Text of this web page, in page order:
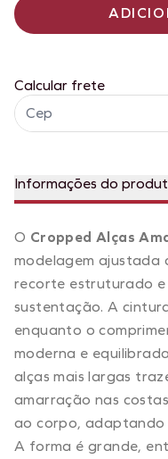
Calcular frete
Informações do
O Cropped Alças
modelagem ajustada
recorte estruturado
sustentação. A
enquanto o
moderna e
alças mais largas
amarração nas
ao corpo, adaptando
A forma é grande,